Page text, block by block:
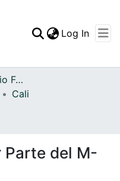
Statistics
Log In
Archivo del Patrimonio Fotográfico y Fílmico del Valle del Cauca
Cali
Parte del M-